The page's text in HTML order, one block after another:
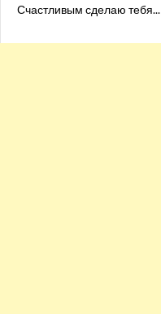
Счастливым сделаю тебя...